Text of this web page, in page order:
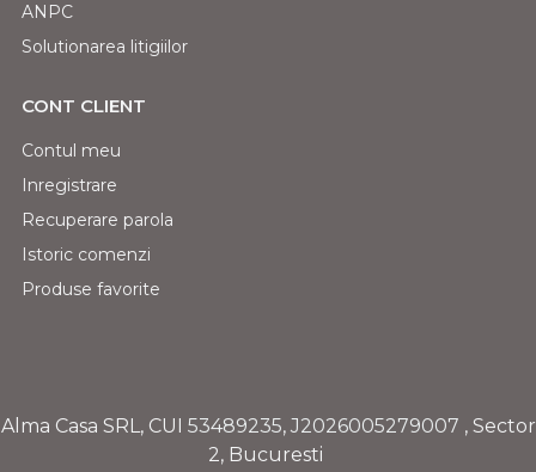
ANPC
Solutionarea litigiilor
CONT CLIENT
Contul meu
Inregistrare
Recuperare parola
Istoric comenzi
Produse favorite
Alma Casa SRL, CUI 53489235, J2026005279007 , Sector
2, Bucuresti